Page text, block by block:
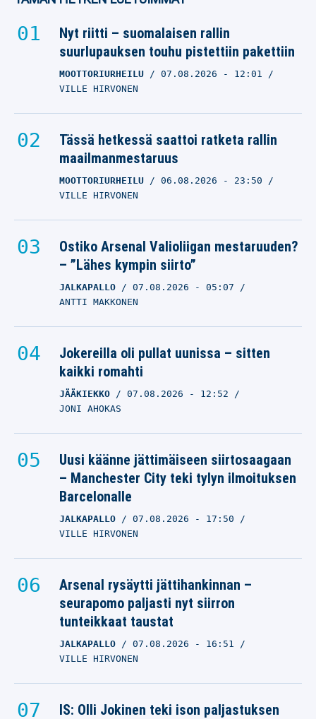
Nyt riitti – suomalaisen rallin
suurlupauksen touhu pistettiin pakettiin
MOOTTORIURHEILU 07.08.2026 - 12:01
VILLE HIRVONEN
Tässä hetkessä saattoi ratketa rallin
maailmanmestaruus
MOOTTORIURHEILU 06.08.2026 - 23:50
VILLE HIRVONEN
Ostiko Arsenal Valioliigan mestaruuden?
– ”Lähes kympin siirto”
JALKAPALLO 07.08.2026 - 05:07
ANTTI MAKKONEN
Jokereilla oli pullat uunissa – sitten
kaikki romahti
JÄÄKIEKKO 07.08.2026 - 12:52
JONI AHOKAS
Uusi käänne jättimäiseen siirtosaagaan
– Manchester City teki tylyn ilmoituksen
Barcelonalle
JALKAPALLO 07.08.2026 - 17:50
VILLE HIRVONEN
Arsenal rysäytti jättihankinnan –
seurapomo paljasti nyt siirron
tunteikkaat taustat
JALKAPALLO 07.08.2026 - 16:51
VILLE HIRVONEN
IS: Olli Jokinen teki ison paljastuksen